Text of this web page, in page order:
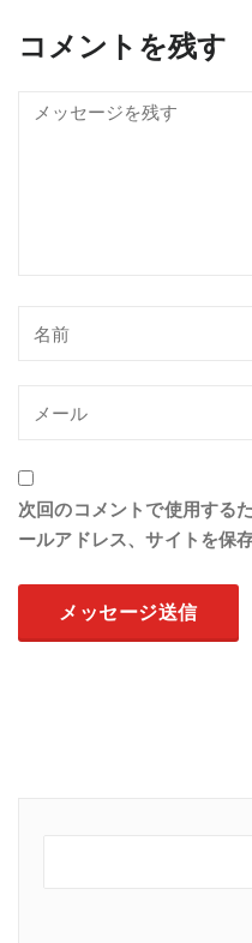
コメントを残す
次回のコメントで使用する
ールアドレス、サイトを保存